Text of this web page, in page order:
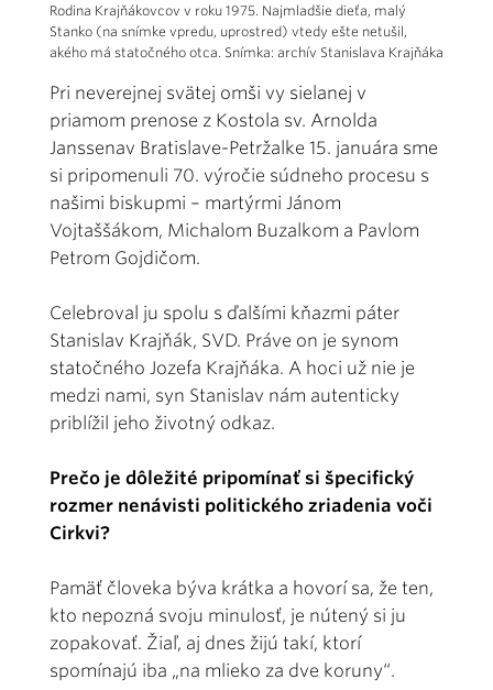
Rodina Krajňákovcov v roku 1975. Najmladšie dieťa, malý
Stanko (na snímke vpredu, uprostred) vtedy ešte netušil,
akého má statočného otca. Snímka: archív Stanislava Krajňáka
Pri neverejnej svätej omši vy sielanej v
priamom prenose z Kostola sv. Arnolda
Janssenav Bratislave-Petržalke 15. januára sme
si pripomenuli 70. výročie súdneho procesu s
našimi biskupmi – martýrmi Jánom
Vojtaššákom, Michalom Buzalkom a Pavlom
Petrom Gojdičom.
Celebroval ju spolu s ďalšími kňazmi páter
Stanislav Krajňák, SVD. Práve on je synom
statočného Jozefa Krajňáka. A hoci už nie je
medzi nami, syn Stanislav nám autenticky
priblížil jeho životný odkaz.
Prečo je dôležité pripomínať si špecifický
rozmer nenávisti politického zriadenia voči
Cirkvi?
Pamäť človeka býva krátka a hovorí sa, že ten,
kto nepozná svoju minulosť, je nútený si ju
zopakovať. Žiaľ, aj dnes žijú takí, ktorí
spomínajú iba „na mlieko za dve koruny“.